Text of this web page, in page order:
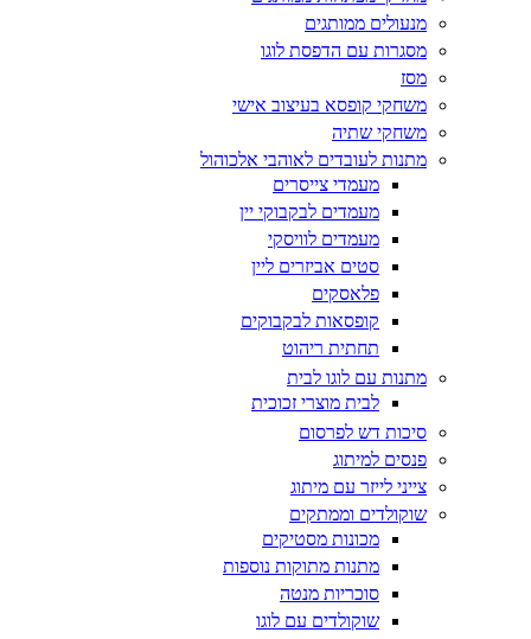
מנעולים ממותגים
מסגרות עם הדפסת לוגו
מסז
משחקי קופסא בעיצוב אישי
משחקי שתיה
מתנות לעובדים לאוהבי אלכוהול
מעמדי צייסרים
מעמדים לבקבוקי יין
מעמדים לוויסקי
סטים אביזרים ליין
פלאסקים
קופסאות לבקבוקים
תחתית ריהוט
מתנות עם לוגו לבית
לבית מוצרי זכוכית
סיכות דש לפרסום
פנסים למיתוג
צייני לייזר עם מיתוג
שוקולדים וממתקים
מכונות מסטיקים
מתנות מתוקות נוספות
סוכריות מנטה
שוקולדים עם לוגו